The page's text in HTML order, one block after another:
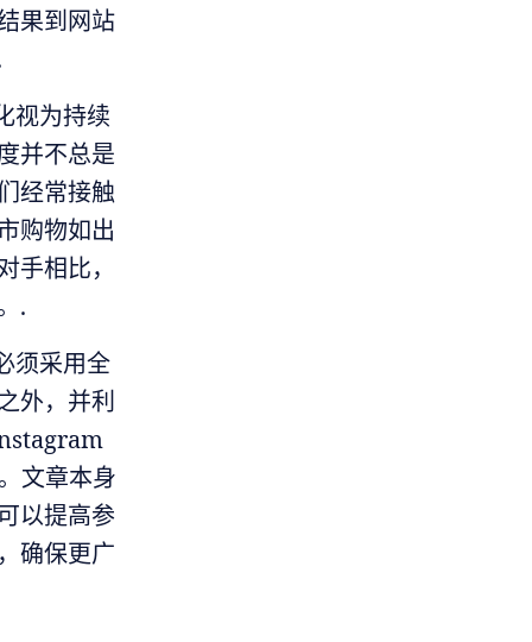
果到网站
视为持续
并不总是
经常接触
购物如出
相比，
.
须采用全
外，并利
文章本身
以提高参
确保更广